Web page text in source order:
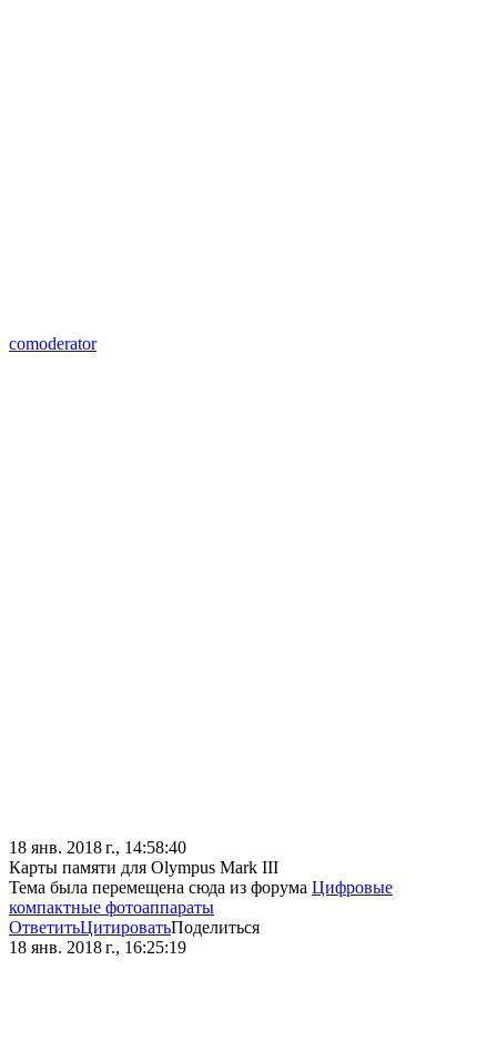
comoderator
18 янв. 2018 г., 14:58:40
Карты памяти для Olympus Mark III
Тема была перемещена сюда из форума Цифровые
компактные фотоаппараты
ОтветитьЦитироватьПоделиться
18 янв. 2018 г., 16:25:19